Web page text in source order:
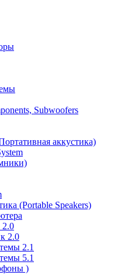
Subwoofers
аккустика)
(Portable Speakers)
2.0
2.0
2.1
5.1
)